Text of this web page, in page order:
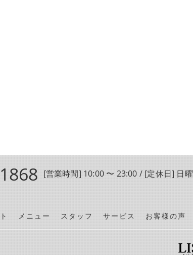
[営業時間] 10:00 〜 23:00 / [定休日] 日曜
メニュー スタッフ サービス お客様の声